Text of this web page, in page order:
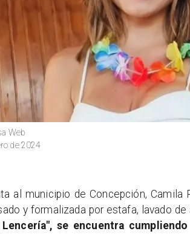
Web
de 2024
al municipio de Concepción,
y formalizada por estafa, lavado
Lencería", se encuentra